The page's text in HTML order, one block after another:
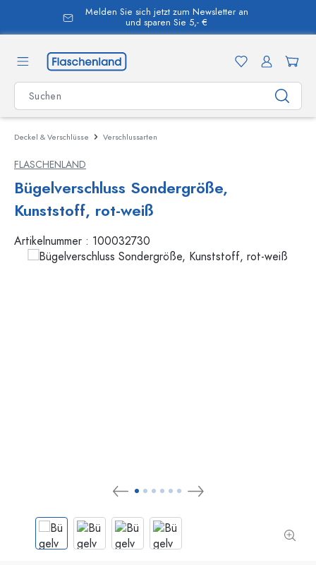
springen
Melden Sie sich jetzt zum Newsletter an
und sparen Sie 5,- €
Deckel & Verschlüsse Verschlussarten
FLASCHENLAND
Bügelverschluss Sondergröße,
Kunststoff, rot-weiß
Artikelnummer : 100032730